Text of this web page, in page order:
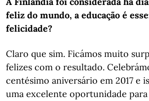
feliz do mundo, a educação é
felicidade?
Claro que sim. Ficámos muito
felizes com o resultado.
centésimo aniversário em 2017 e
uma excelente oportunidade